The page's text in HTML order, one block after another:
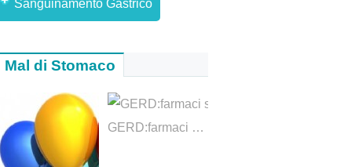
Sanguinamento Gastrico
Mal di Stomaco
GERD:farmaci sicuri per la GERD per la gravidanza?